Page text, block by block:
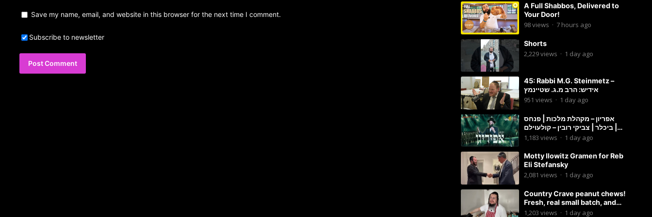
Save my name, email, and website in this browser for the next time I comment.
Subscribe to newsletter
A Full Shabbos, Delivered to
Your Door!
98views · 7 hours ago
Shorts
2,229views · 1 day ago
45: Rabbi M.G. Steinmetz –
אידיש: הרב מ.ג. שטיינמץ
951 views · 1 day ago
אפריון – מקהלת מלכות | פנחס
ביכלר | צביקי רובין – קולעוילם |
Malchus Choir, Tzviki Rubin
1,183 views · 1 day ago
Motty Ilowitz Gramen for Reb
Eli Stefansky
2,081 views · 1 day ago
Country Crave peanut chews!
Fresh, real small batch, and
soft! – Status Island
1,203 views · 1 day ago